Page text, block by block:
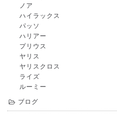
ノア
ハイラックス
パッソ
ハリアー
プリウス
ヤリス
ヤリスクロス
ライズ
ルーミー
ブログ